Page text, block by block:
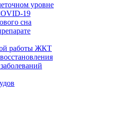
уровне
19
сна
работы ЖКТ